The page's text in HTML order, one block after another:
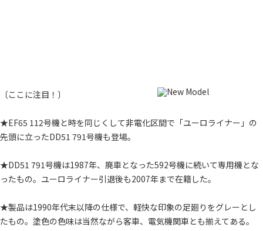
〔ここに注目！〕
★EF65 112号機と時を同じくして非電化区間で「ユーロライナー」の
先頭に立ったDD51 791号機も登場。
★DD51 791号機は1987年、廃車となった592号機に続いて専用機とな
ったもの。ユーロライナー引退後も2007年まで在籍した。
★製品は1990年代末以降の仕様で、軽快な印象の足廻りをグレーとし
たもの。塗色の色味は当然ながら客車、電気機関車とも揃えてある。